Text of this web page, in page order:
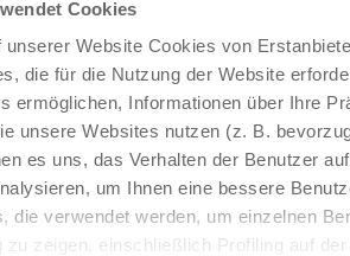
Cookies
unserer Website Cookies von
die für die Nutzung der Website
ermöglichen, Informationen über Ihre
unsere Websites nutzen (z. B.
es uns, das Verhalten der Benutzer
um Ihnen eine bessere
die verwendet werden, um einzelnen
zu zeigen, einschließlich Profiling auf
Sie unvergessliche
Reisegutschein haben Sie
das passende Geschenk.